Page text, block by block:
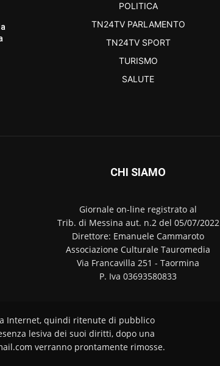
POLITICA
TN24TV PARLAMENTO
TN24TV SPORT
TURISMO
SALUTE
CHI SIAMO
Giornale on-line registrato al
Trib. di Messina aut. n.2 del 05/07/2022
Direttore: Emanuele Cammaroto
Associazione Culturale Tauromedia
Via Francavilla 251 - Taormina
P. Iva 03693580833
Internet, quindi ritenute di pubblico
lesiva dei suoi diritti, dopo una
verranno prontamente rimosse.